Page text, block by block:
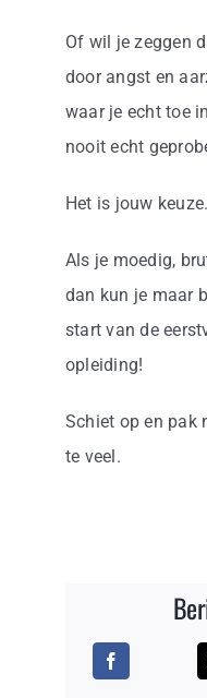
Of wil je zeggen
door angst en
waar je echt toe
nooit echt
Het is jouw
Als je moedig,
dan kun je maar
start van de
opleiding!
Schiet op en pak
te veel.